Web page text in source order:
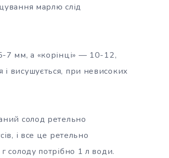
марлю слід
7 мм, а «корінці» — 10-12,
висушується, при невисоких
солод ретельно
і все це ретельно
солоду потрібно 1 л води.